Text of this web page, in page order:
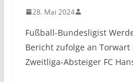
28. Mai 2024
Fußball-Bundesligist
Bericht zufolge an Torwart
Zweitliga-Absteiger FC